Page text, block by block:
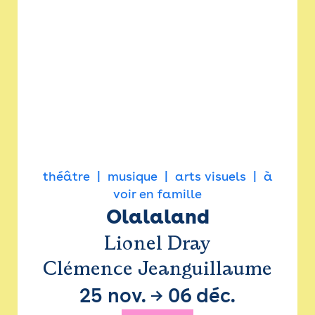
théâtre musique arts visuels
à
voir en famille
Olalaland
Lionel Dray
Clémence Jeanguillaume
25 nov. → 06 déc.